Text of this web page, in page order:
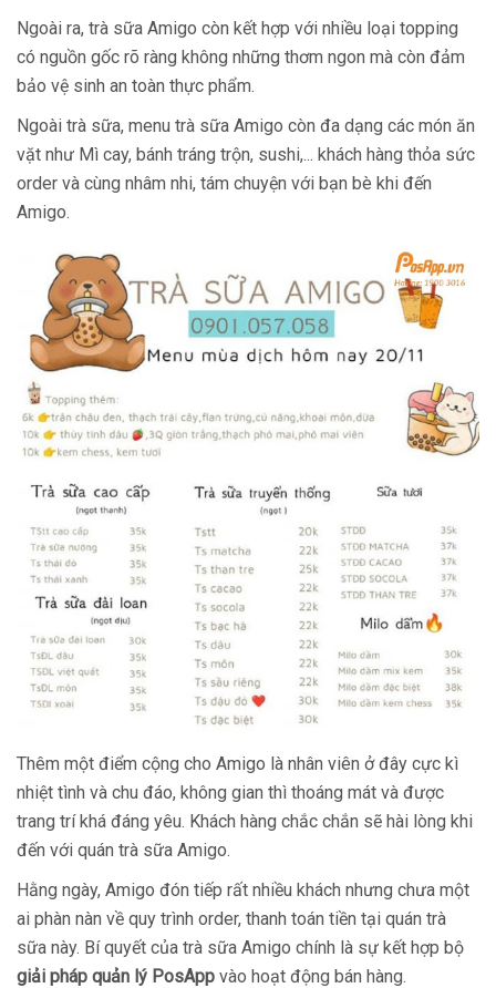
Ngoài ra, trà sữa Amigo còn kết hợp với nhiều loại topping
có nguồn gốc rõ ràng không những thơm ngon mà còn đảm
bảo vệ sinh an toàn thực phẩm.
Ngoài trà sữa, menu trà sữa Amigo còn đa dạng các món ăn
vặt như Mì cay, bánh tráng trộn, sushi,... khách hàng thỏa sức
order và cùng nhâm nhi, tám chuyện với bạn bè khi đến
Amigo.
Thêm một điểm cộng cho Amigo là nhân viên ở đây cực kì
nhiệt tình và chu đáo, không gian thì thoáng mát và được
trang trí khá đáng yêu. Khách hàng chắc chắn sẽ hài lòng khi
đến với quán trà sữa Amigo.
Hằng ngày, Amigo đón tiếp rất nhiều khách nhưng chưa một
ai phàn nàn về quy trình order, thanh toán tiền tại quán trà
sữa này. Bí quyết của trà sữa Amigo chính là sự kết hợp bộ
giải pháp quản lý PosApp vào hoạt động bán hàng.